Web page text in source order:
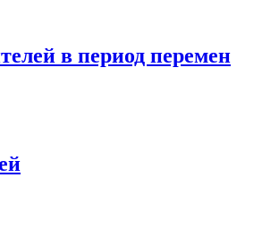
в период перемен